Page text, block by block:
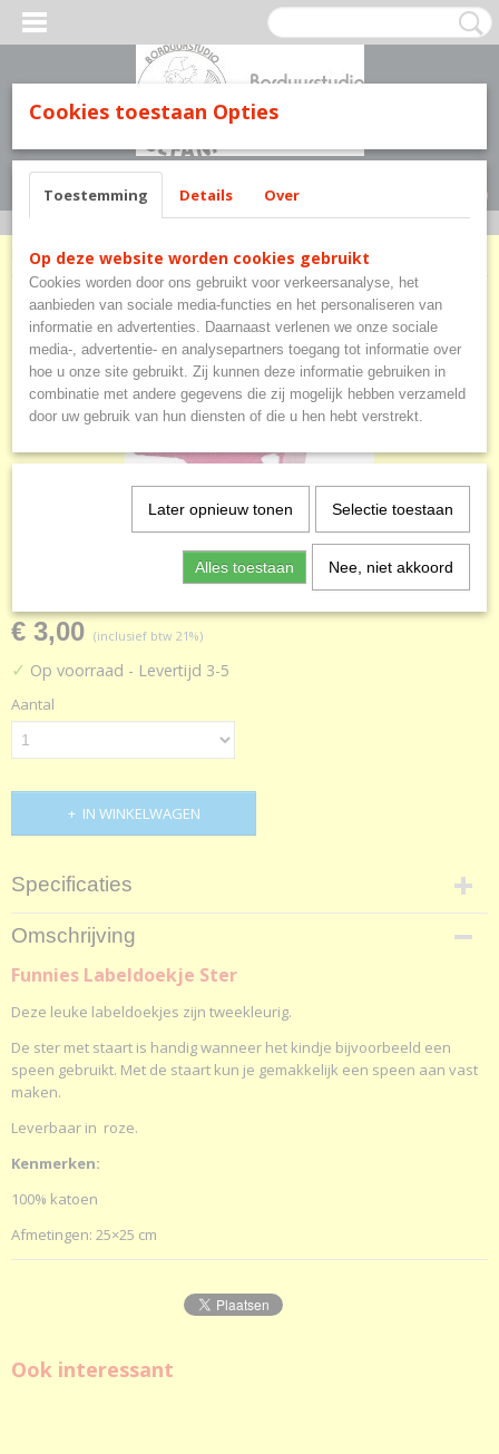
Inloggen Registreren
(0)
Home >Baby en kinderen>Knuffels>Speendoekje
Speendoekje
€ 3,00 (inclusief btw 21%)
✓ Op voorraad - Levertijd 3-5
Aantal
IN WINKELWAGEN
Specificaties
Netto gewicht
32,00 g
Bruto gewicht
25 x 25 x 1 cm
Omschrijving
Funnies Labeldoekje Ster
Deze leuke labeldoekjes zijn tweekleurig.
De ster met staart is handig wanneer het kindje bijvoorbeeld een
speen gebruikt. Met de staart kun je gemakkelijk een speen aan vast
maken.
Leverbaar in roze.
Kenmerken:
100% katoen
Afmetingen: 25×25 cm
Ook interessant
Cookies toestaan Opties
Toestemming Details Over
Op deze website worden cookies gebruikt
Cookies worden door ons gebruikt voor verkeersanalyse, het
aanbieden van sociale media-functies en het personaliseren van
informatie en advertenties. Daarnaast verlenen we onze sociale
media-, advertentie- en analysepartners toegang tot informatie over
hoe u onze site gebruikt. Zij kunnen deze informatie gebruiken in
combinatie met andere gegevens die zij mogelijk hebben verzameld
door uw gebruik van hun diensten of die u hen hebt verstrekt.
Later opnieuw tonen Selectie toestaan
Alles toestaan Nee, niet akkoord